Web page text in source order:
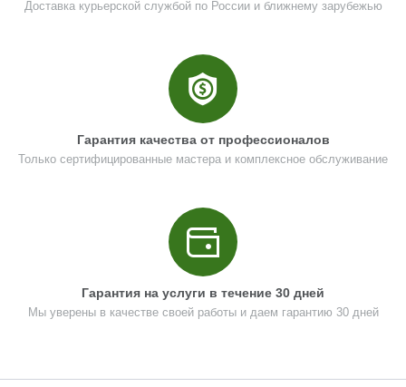
Доставка курьерской службой по России и ближнему зарубежью
Гарантия качества от профессионалов
Только сертифицированные мастера и комплексное обслуживание
Гарантия на услуги в течение 30 дней
Мы уверены в качестве своей работы и даем гарантию 30 дней